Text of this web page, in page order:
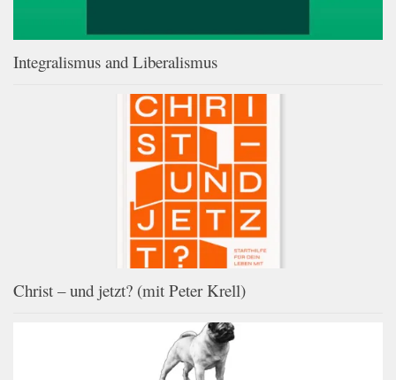
Integralismus and Liberalismus
Christ – und jetzt? (mit Peter Krell)